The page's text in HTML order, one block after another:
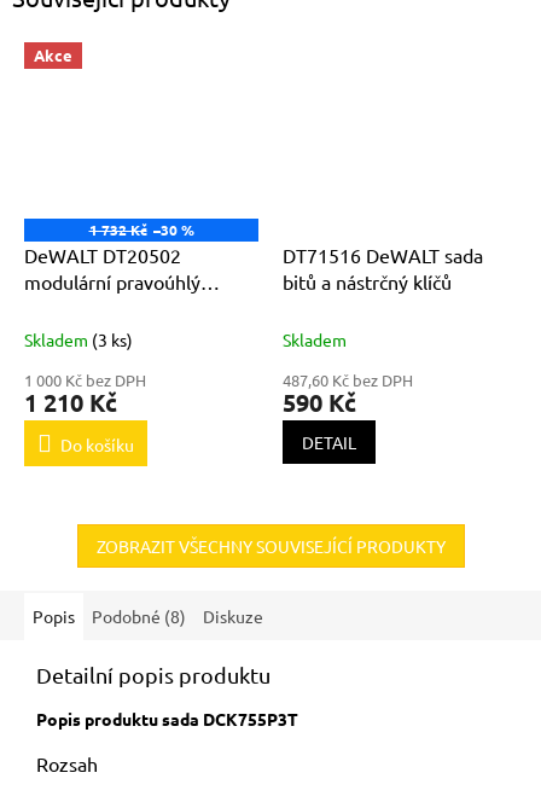
Akce
1 732 Kč –30 %
DeWALT DT20502
modulární pravoúhlý
prodloužením
Skladem (3 ks)
1 000 Kč bez DPH
1 210 Kč
Do košíku
DT71516 DeWALT sada
bitů a nástrčný klíčů
Skladem
487,60 Kč bez DPH
590 Kč
DETAIL
ZOBRAZIT VŠECHNY SOUVISEJÍCÍ PRODUKTY
Popis Podobné (8) Diskuze
Detailní popis produktu
Popis produktu sada DCK755P3T
Rozsah